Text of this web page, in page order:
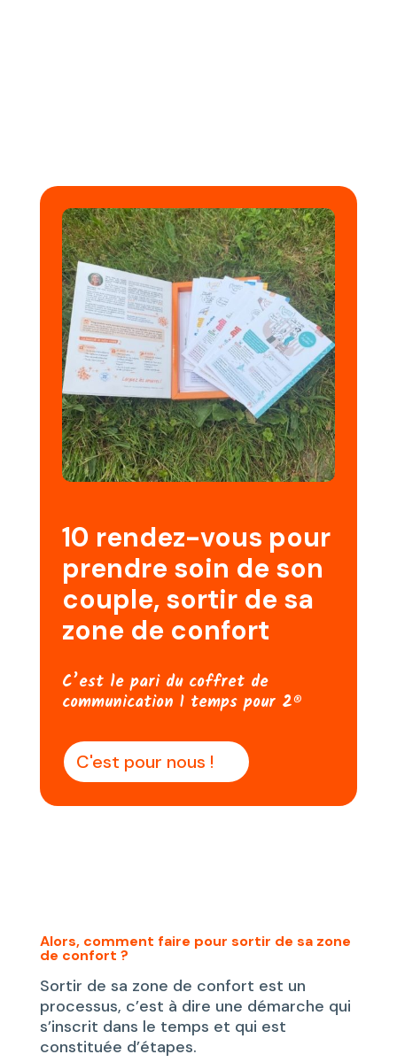
10 rendez-vous pour
prendre soin de son
couple, sortir de sa
zone de confort
C’est le pari du coffret de
communication 1 temps pour 2®
C'est pour nous !
Alors, comment faire pour sortir de sa zone
de confort ?
Sortir de sa zone de confort est un
processus, c’est à dire une démarche qui
s’inscrit dans le temps et qui est
constituée d’étapes.